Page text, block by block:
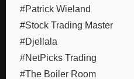
#Patrick Wieland
#Stock Trading Master
#Djellala
#NetPicks Trading
#The Boiler Room